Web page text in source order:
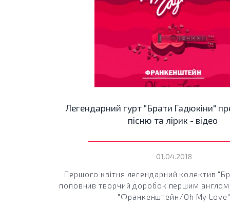
Легендарний гурт "Брати Гадюкіни"
пісню та лірик - відео
01.04.2018
Першого квітня легендарний колектив
поповнив творчий доробок першим
"Франкенштейн/Oh My Love"